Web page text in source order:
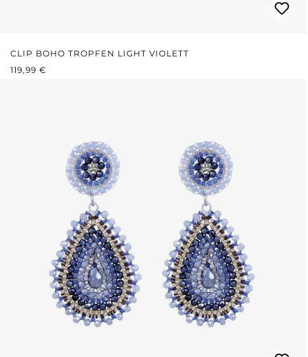
CLIP BOHO TROPFEN LIGHT VIOLETT
REGULÄRER PREIS:
119,99 €